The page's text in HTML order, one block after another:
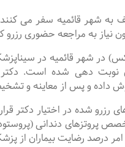
به شهر قائمیه سفر می
نیاز به مراجعه حضوری رزرو
شهر قائمیه در
نوبت دهی شده است.
داده و پس از معاینه و
شده در اختیار دکتر
پروتزهای دندانی
درصد رضایت بیماران از